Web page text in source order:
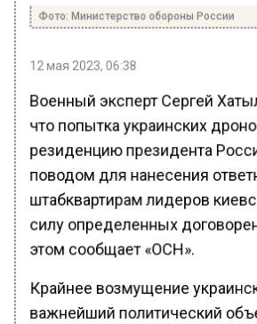
Фото: Министерство обороны России
12 мая 2023, 06:38
Военный эксперт Сергей
что попытка украинских
резиденцию президента
поводом для нанесения
штабквартирам лидеров
силу определенных
этом сообщает «ОСН».
Крайнее возмущение
важнейший политический